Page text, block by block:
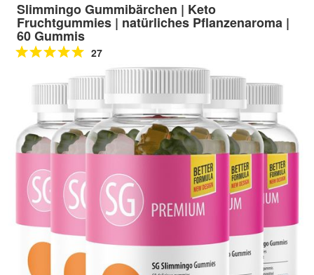
Slimmingo Gummibärchen | Keto
Fruchtgummies | natürliches Pflanzenaroma |
60 Gummis
27